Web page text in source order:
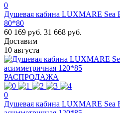
0
Душевая кабина LUXMARE Sea
80*80
60 169 руб. 31 668 руб.
Доставим
10 августа
РАСПРОДАЖА
0
Душевая кабина LUXMARE Sea